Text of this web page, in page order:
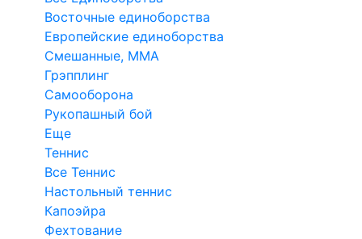
Восточные единоборства
Европейские единоборства
Смешанные, ММА
Грэпплинг
Самооборона
Рукопашный бой
Еще
Теннис
Все Теннис
Настольный теннис
Капоэйра
Фехтование